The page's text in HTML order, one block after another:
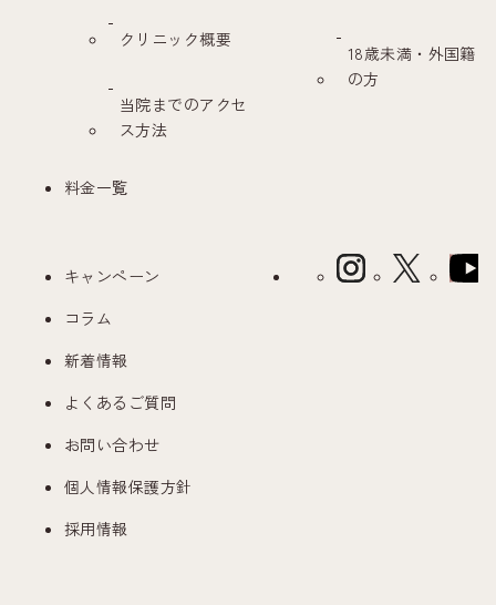
クリニック概要
当院までのアクセ
ス方法
料金一覧
18歳未満・外国籍
の方
キャンペーン
コラム
新着情報
よくあるご質問
お問い合わせ
個人情報保護方針
採用情報